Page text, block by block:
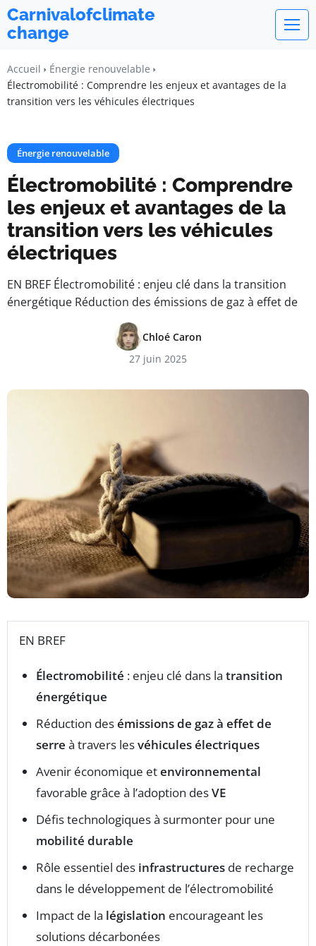
Carnivalofclimate
change
Accueil
Énergie renouvelable
Électromobilité : Comprendre les enjeux et avantages de la
transition vers les véhicules électriques
Énergie renouvelable
Électromobilité : Comprendre
les enjeux et avantages de la
transition vers les véhicules
électriques
EN BREF Électromobilité : enjeu clé dans la transition
énergétique Réduction des émissions de gaz à effet de
Chloé Caron
27 juin 2025
EN BREF
Électromobilité : enjeu clé dans la transition
énergétique
Réduction desémissions de gaz à effet de
serre à travers lesvéhicules électriques
Avenir économique etenvironnemental
favorable grâce à l’adoption desVE
Défis technologiques à surmonter pour une
mobilité durable
Rôle essentiel des infrastructures de recharge
dans le développement de l’électromobilité
Impact de la législation encourageant les
solutions décarbonées